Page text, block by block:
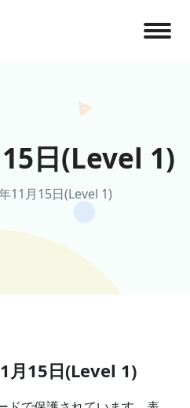
日(Level 1)
11月15日(Level 1)
月15日(Level 1)